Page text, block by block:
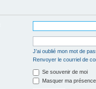
J’ai oublié mon mot de
Renvoyer le courriel de
Se souvenir de moi
Masquer ma